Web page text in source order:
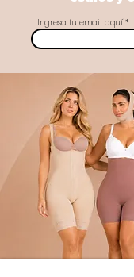
Ingresa tu email aquí